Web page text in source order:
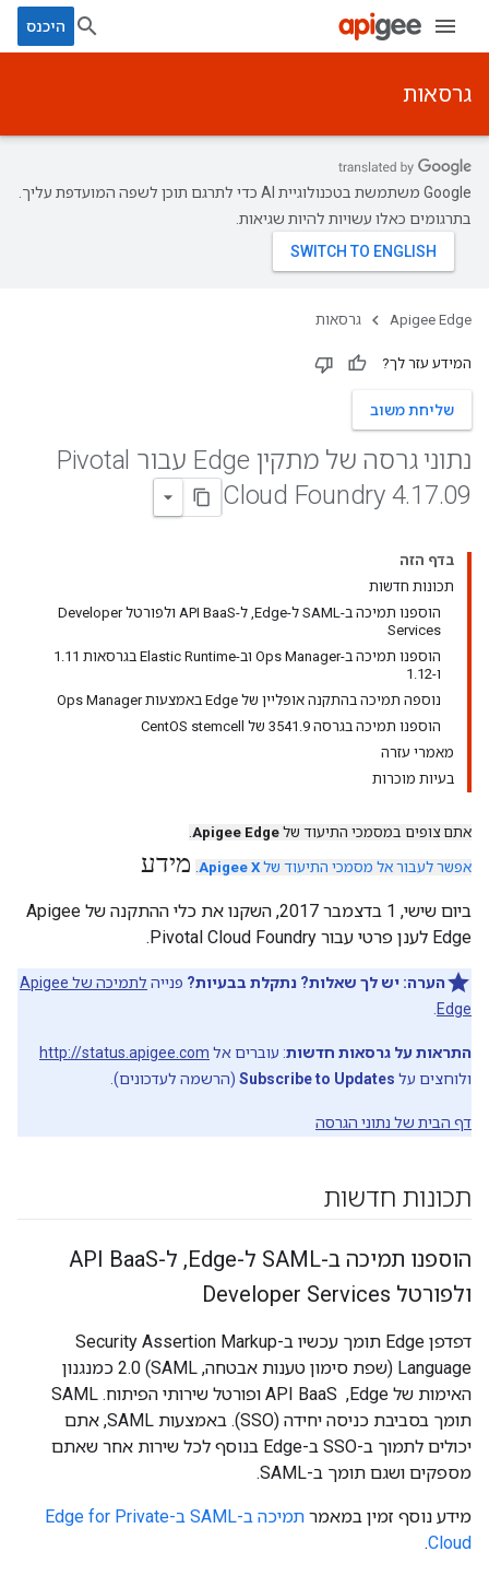
היכנס
גרסאות
‫Google משתמשת בטכנולוגיית AI כדי לתרגם תוכן לשפה המועדפת עליך.
בתרגומים כאלו עשויות להיות שגיאות.
Apigee Edge גרסאות
המידע עזר לך?
שליחת משוב
נתוני גרסה של מתקין Edge עבור Pivotal
Cloud Foundry 4.17.09
בדף הזה
תכונות חדשות
הוספנו תמיכה ב-SAML ל-Edge, ל-API BaaS ולפורטל Developer
Services
הוספנו תמיכה ב-Ops Manager וב-Elastic Runtime בגרסאות 1.11
ו-1.12
נוספה תמיכה בהתקנה אופליין של Edge באמצעות Ops Manager
הוספנו תמיכה בגרסה 3541.9 של CentOS stemcell
מאמרי עזרה
בעיות מוכרות
אתם צופים במסמכי התיעוד של Apigee Edge
.
אפשר לעבור אל מסמכי התיעוד של Apigee X
. מידע
ביום שישי, 1 בדצמבר 2017, השקנו את כלי ההתקנה של Apigee
Edge לענן פרטי עבור Pivotal Cloud Foundry.
הערה: יש לך שאלות? נתקלת בבעיות? פנייה
לתמיכה של Apigee
Edge
התראות על גרסאות חדשות: עוברים אל http://status.apigee.com
ולוחצים על Subscribe to Updates (הרשמה לעדכונים).
דף הבית של נתוני הגרסה
תכונות חדשות
הוספנו תמיכה ב-SAML ל-Edge , ל-API BaaS
ולפורטל Developer Services
דפדפן Edge תומך עכשיו ב-Security Assertion Markup
Language (שפת סימון טענות אבטחה, SAML) 2.0 כמנגנון
האימות של Edge, ‏ API BaaS ופורטל שירותי הפיתוח. ‫SAML
תומך בסביבת כניסה יחידה (SSO). באמצעות SAML, אתם
יכולים לתמוך ב-SSO ב-Edge בנוסף לכל שירות אחר שאתם
מספקים ושגם תומך ב-SAML.
מידע נוסף זמין במאמר
תמיכה ב-SAML ב-Edge for Private
Cloud
.